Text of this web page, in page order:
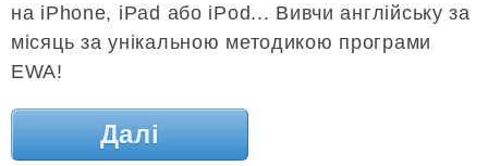
на iPhone, iPad або iPod... Вивчи англійську за
місяць за унікальною методикою програми
EWA!
Далі